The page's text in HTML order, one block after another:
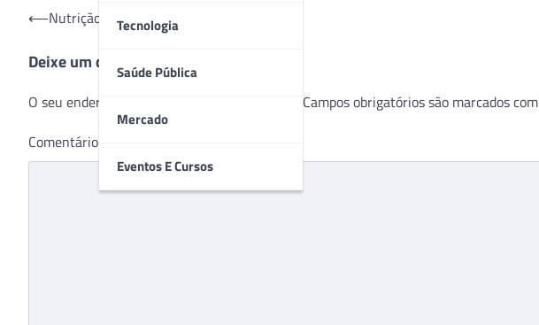
Tecnologia
Saúde Pública
Mercado
Eventos E Cursos
Navegação
Post
⟵Nutrição em Oncologia
Deixe um comentário
O seu endereço de e-mail não será publicado. Campos obrigatórios são marcados com
Comentário